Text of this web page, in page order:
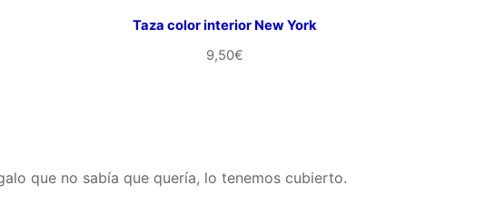
Taza color interior New York
9,50€
que no sabía que quería, lo tenemos cubierto.